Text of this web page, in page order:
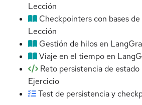
Lección
Checkpointers con bases
Lección
Gestión de hilos en
Viaje en el tiempo en
Reto persistencia de
Ejercicio
Test de persistencia y